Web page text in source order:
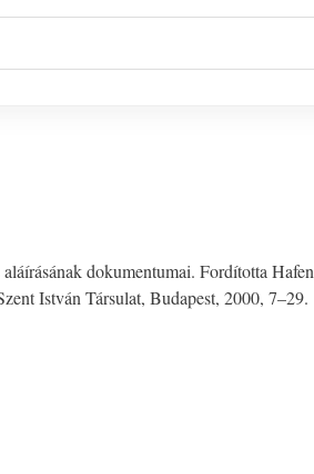
dokumentumai. Fordította
István Társulat, Budapest, 2000, 7–29.